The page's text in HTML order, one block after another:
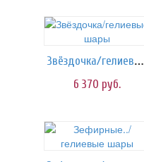
Звёздочка/гелиевые шары
6 370 руб.